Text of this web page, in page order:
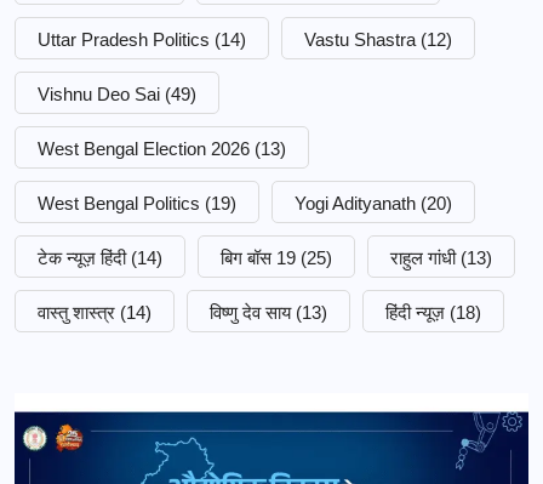
Uttar Pradesh Politics (14) Vastu Shastra (12)
Vishnu Deo Sai (49)
West Bengal Election 2026 (13)
West Bengal Politics (19) Yogi Adityanath (20)
टेक न्यूज़ हिंदी (14) बिग बॉस 19 (25) राहुल गांधी (13)
वास्तु शास्त्र (14) विष्णु देव साय (13) हिंदी न्यूज़ (18)